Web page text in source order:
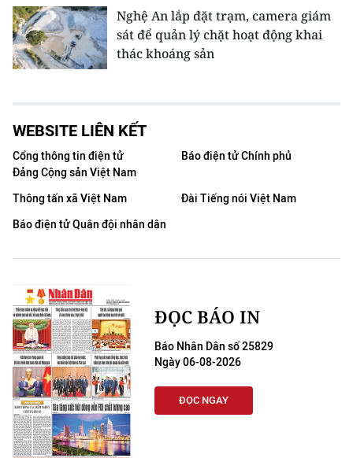
Nghệ An lắp đặt trạm, camera giám
sát để quản lý chặt hoạt động khai
thác khoáng sản
WEBSITE LIÊN KẾT
Cổng thông tin điện tử
Đảng Cộng sản Việt Nam
Báo điện tử Chính phủ
Thông tấn xã Việt Nam
Đài Tiếng nói Việt Nam
Báo điện tử Quân đội nhân dân
ĐỌC BÁO IN
Báo Nhân Dân số 25829
Ngày 06-08-2026
ĐỌC NGAY